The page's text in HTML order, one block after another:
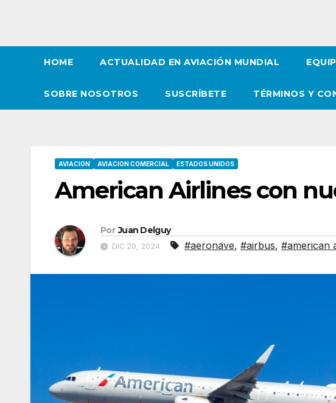
HOME ACTUALIDAD EN AVIACIÓN MUNDIAL
SOBRE NOSOTROS SUSCRÍBETE TÉRMINOS Y
AVIACION AVIACION COMERCIAL ESTADOS UNIDOS
American Airlines con
Por Juan Delguy
DIC 20, 2024 #aeronave, #airbus, #american